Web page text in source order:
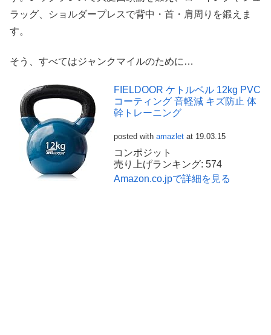
ラッグ、ショルダープレスで背中・首・肩周りを鍛えま
す。
そう、すべてはジャンクマイルのために…
FIELDOOR ケトルベル 12kg PVC
コーティング 音軽減 キズ防止 体
幹トレーニング
posted with amazlet at 19.03.15
コンポジット
売り上げランキング: 574
Amazon.co.jpで詳細を見る